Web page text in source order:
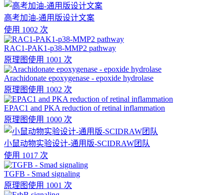
高考加油-通用版设计文案
使用 1002 次
RAC1-PAK1-p38-MMP2 pathway
原理图使用 1001 次
Arachidonate epoxygenase - epoxide hydrolase
原理图使用 1002 次
EPAC1 and PKA reduction of retinal inflammation
原理图使用 1000 次
小鼠动物实验设计-通用版-SCIDRAW团队
使用 1017 次
TGFB - Smad signaling
原理图使用 1001 次